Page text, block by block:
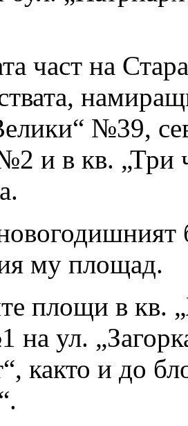
част на
№39,
и в кв. „Три
му площад.
площи в кв.
на ул.
както и до